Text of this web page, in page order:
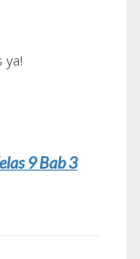
ya!
9 Bab 3